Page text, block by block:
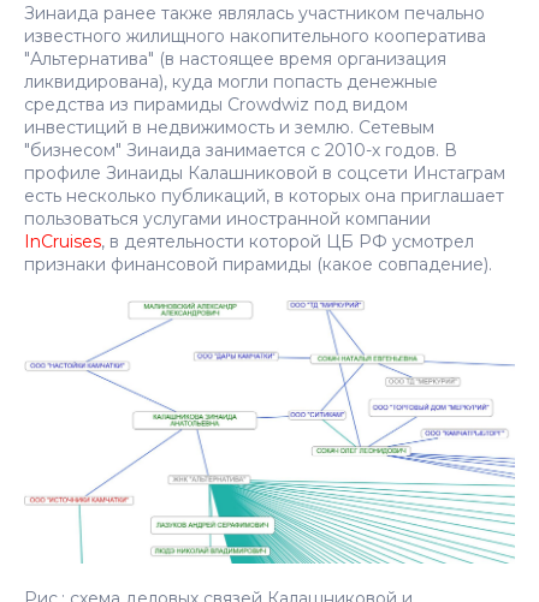
Зинаида ранее также являлась участником печально
известного жилищного накопительного кооператива
"Альтернатива" (в настоящее время организация
ликвидирована), куда могли попасть денежные
средства из пирамиды Crowdwiz под видом
инвестиций в недвижимость и землю. Сетевым
"бизнесом" Зинаида занимается с 2010-х годов. В
профиле Зинаиды Калашниковой в соцсети Инстаграм
есть несколько публикаций, в которых она приглашает
пользоваться услугами иностранной компании
InCruises, в деятельности которой ЦБ РФ усмотрел
признаки финансовой пирамиды (какое совпадение).